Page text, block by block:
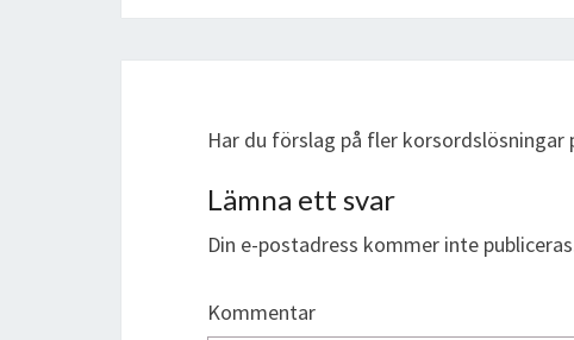
Har du förslag på fler korsordslösningar
Lämna ett svar
Din e-postadress kommer inte
Kommentar